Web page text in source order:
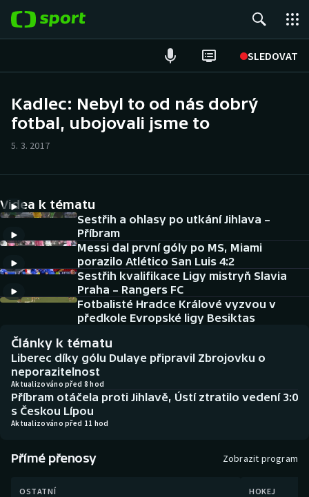
SLEDOVAT
Hokej
Cyklistika
DALŠÍ SPORTY
Americký fotbal
Baseball a softbal
Basketbal
Biatlon
Boby a skeleton
Box
Curling
NEPŘEHLÉDNĚTE
Historické návraty
Aplikace ČT sport
AZ kvíz
Kadlec: Nebyl to od nás dobrý
fotbal, ubojovali jsme to
5. 3. 2017
Videa k tématu
Sestřih a ohlasy po utkání Jihlava –
Příbram
Messi dal první góly po MS, Miami
porazilo Atlético San Luis 4:2
Sestřih kvalifikace Ligy mistryň Slavia
Praha – Rangers FC
Fotbalisté Hradce Králové vyzvou v
předkole Evropské ligy Besiktas
Články k tématu
Liberec díky gólu Dulaye připravil Zbrojovku o
neporazitelnost
Aktualizováno před 8 hod
Příbram otáčela proti Jihlavě, Ústí ztratilo vedení 3:0
s Českou Lípou
Aktualizováno před 11 hod
Přímé přenosy Zobrazit program
OSTATNÍ HOKEJ